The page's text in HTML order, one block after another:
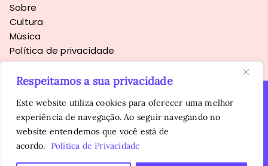
Respeitamos a sua privacidade
Este website utiliza cookies para oferecer uma melhor
experiência de navegação. Ao seguir navegando no
website entendemos que você está de
acordo. Política de Privacidade
Sobre
Cultura
Música
Política de privacidade
Copyright © 2016 - 2026Sopa Alternativa. Todos os direitos
reservados.
É proibida a reprodução, total ou parcial, do conteúdo sem
autorização prévia da autora.